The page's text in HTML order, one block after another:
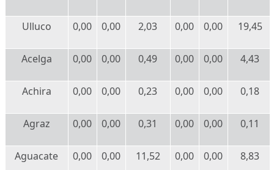
Ulluco 0,00 0,00 2,03 0,00 0,00 19,45
Acelga 0,00 0,00 0,49 0,00 0,00 4,43
Achira 0,00 0,00 0,23 0,00 0,00 0,18
Agraz 0,00 0,00 0,31 0,00 0,00 0,11
Aguacate 0,00 0,00 11,52 0,00 0,00 8,83